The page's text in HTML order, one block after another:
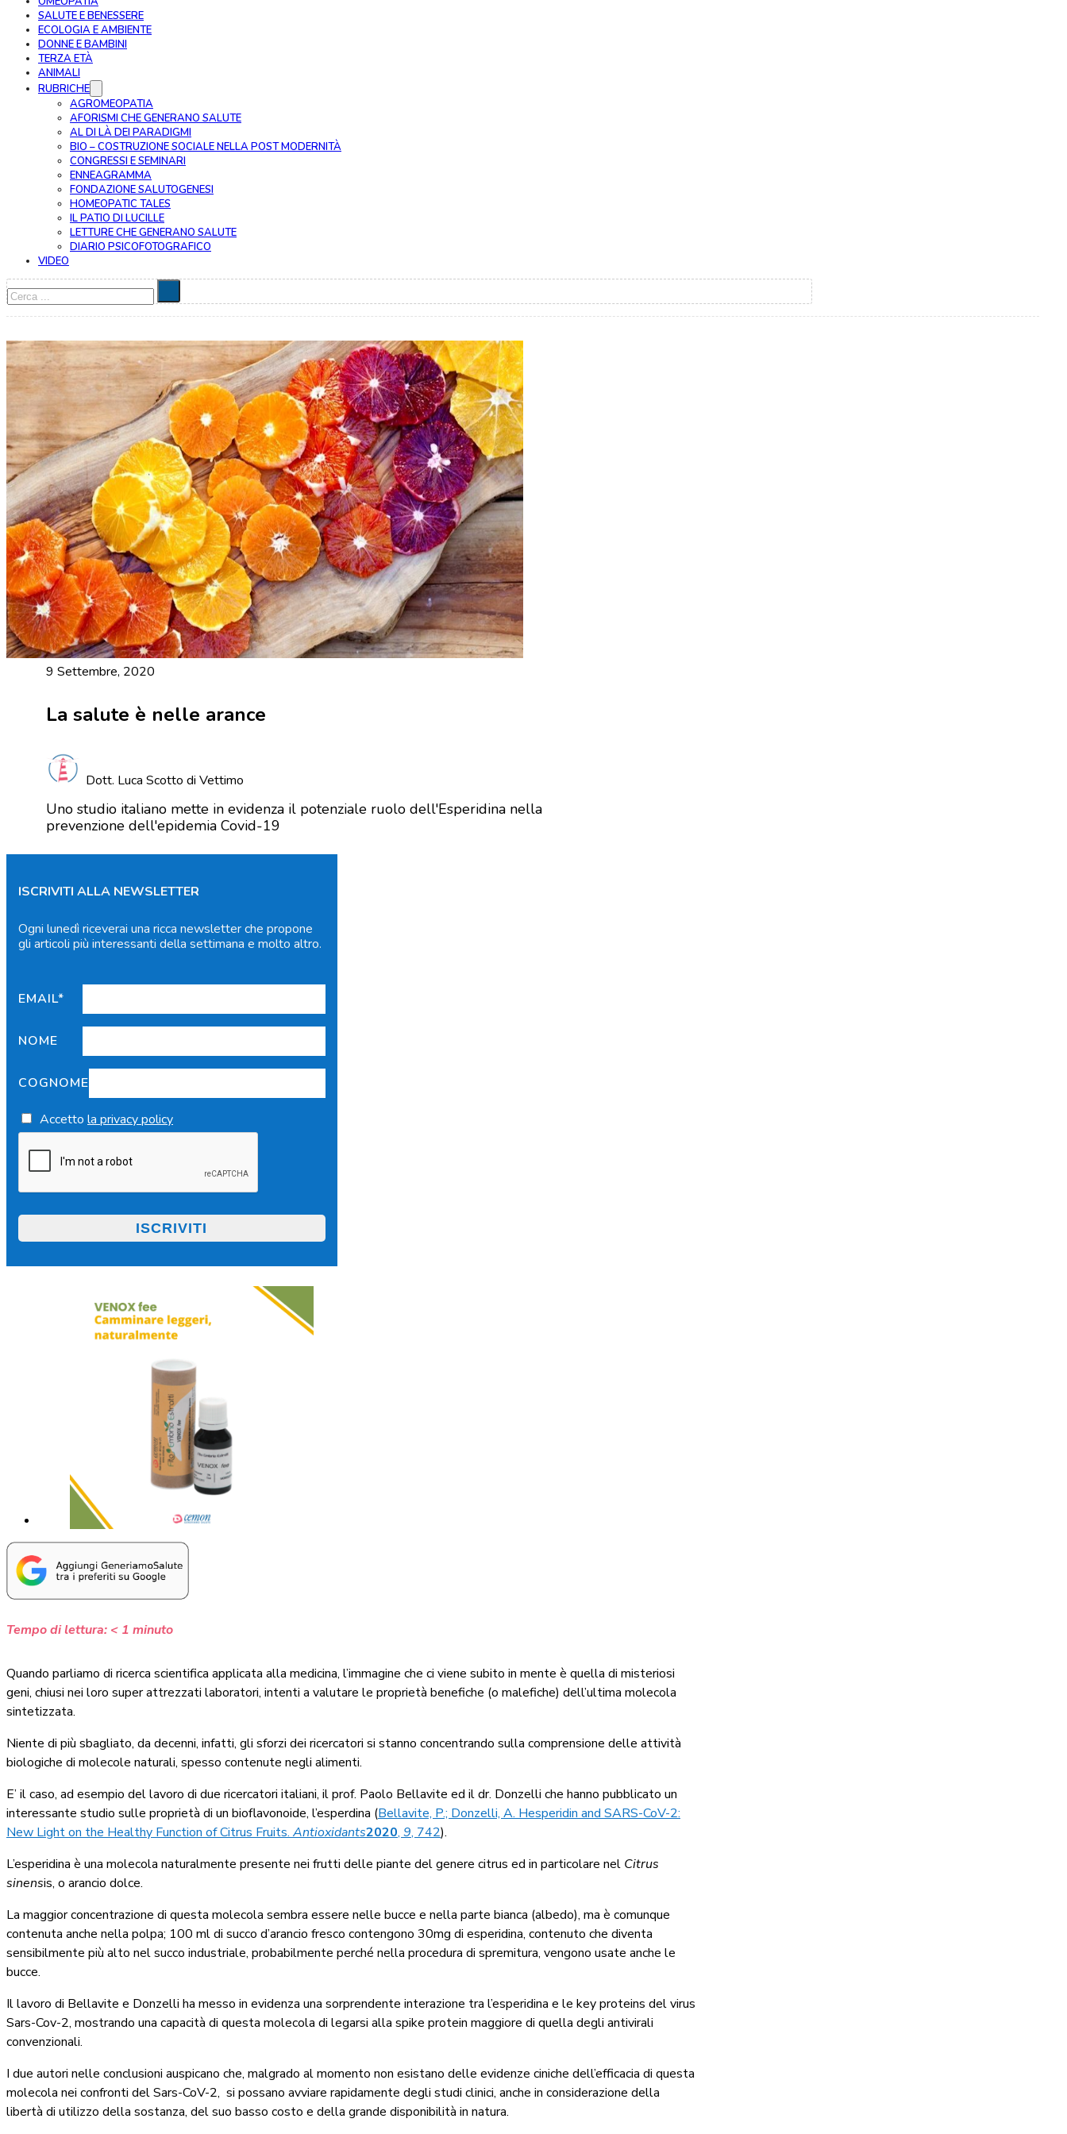
SALUTE E BENESSERE
ECOLOGIA E AMBIENTE
DONNE E BAMBINI
TERZA ETÀ
ANIMALI
RUBRICHE
AGROMEOPATIA
AFORISMI CHE GENERANO SALUTE
AL DI LÀ DEI PARADIGMI
BIO – COSTRUZIONE SOCIALE NELLA POST MODERNITÀ
CONGRESSI E SEMINARI
ENNEAGRAMMA
FONDAZIONE SALUTOGENESI
HOMEOPATIC TALES
IL PATIO DI LUCILLE
LETTURE CHE GENERANO SALUTE
DIARIO PSICOFOTOGRAFICO
VIDEO
Cerca
9 Settembre, 2020
La salute è nelle arance
Dott. Luca Scotto di Vettimo
Uno studio italiano mette in evidenza il potenziale ruolo dell'Esperidina nella
prevenzione dell'epidemia Covid-19
ISCRIVITI ALLA NEWSLETTER
Ogni lunedì riceverai una ricca newsletter che propone
gli articoli più interessanti della settimana e molto altro.
EMAIL*
NOME
COGNOME
Accetto la privacy policy
Tempo di lettura: < 1 minuto
Quando parliamo di ricerca scientifica applicata alla medicina, l’immagine che ci viene subito in mente è quella di misteriosi
geni, chiusi nei loro super attrezzati laboratori, intenti a valutare le proprietà benefiche (o malefiche) dell’ultima molecola
sintetizzata.
Niente di più sbagliato, da decenni, infatti, gli sforzi dei ricercatori si stanno concentrando sulla comprensione delle attività
biologiche di molecole naturali, spesso contenute negli alimenti.
E’ il caso, ad esempio del lavoro di due ricercatori italiani, il prof. Paolo Bellavite ed il dr. Donzelli che hanno pubblicato un
interessante studio sulle proprietà di un bioflavonoide, l’esperdina (Bellavite, P.; Donzelli, A. Hesperidin and SARS-CoV-2:
New Light on the Healthy Function of Citrus Fruits. Antioxidants2020, 9, 742).
L’esperidina è una molecola naturalmente presente nei frutti delle piante del genere citrus ed in particolare nel Citrus
sinensis, o arancio dolce.
La maggior concentrazione di questa molecola sembra essere nelle bucce e nella parte bianca (albedo), ma è comunque
contenuta anche nella polpa; 100 ml di succo d’arancio fresco contengono 30mg di esperidina, contenuto che diventa
sensibilmente più alto nel succo industriale, probabilmente perché nella procedura di spremitura, vengono usate anche le
bucce.
Il lavoro di Bellavite e Donzelli ha messo in evidenza una sorprendente interazione tra l’esperidina e le key proteins del virus
Sars-Cov-2, mostrando una capacità di questa molecola di legarsi alla spike protein maggiore di quella degli antivirali
convenzionali.
I due autori nelle conclusioni auspicano che, malgrado al momento non esistano delle evidenze ciniche dell’efficacia di questa
molecola nei confronti del Sars-CoV-2, si possano avviare rapidamente degli studi clinici, anche in considerazione della
libertà di utilizzo della sostanza, del suo basso costo e della grande disponibilità in natura.